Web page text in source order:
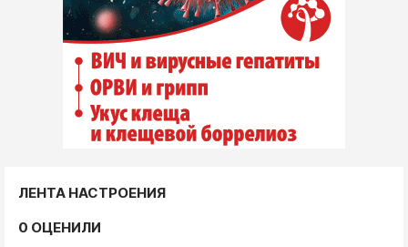
ЛЕНТА НАСТРОЕНИЯ
0 ОЦЕНИЛИ